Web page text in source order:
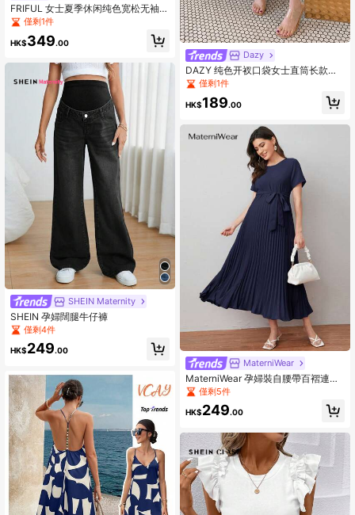
FRIFUL 女士夏季休闲纯色宽松无袖上
衣和裤子两件套家居服套装
僅剩1件
HK$349.00
SHEIN Maternity
SHEIN 孕婦闊腿牛仔褲
僅剩4件
HK$249.00
Dazy
DAZY 纯色开衩口袋女士直筒长款休
闲牛仔裙
僅剩1件
HK$189.00
MaterniWear
MaterniWear 孕婦裝自腰帶百褶連衣
裙 僅剩5件
HK$249.00